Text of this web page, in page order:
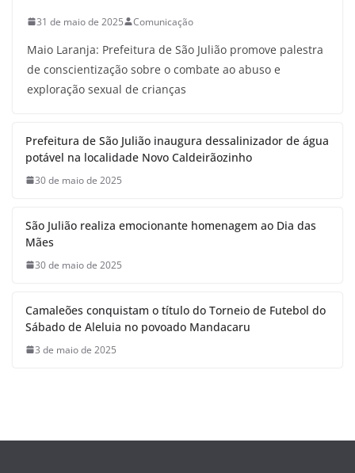
31 de maio de 2025 Comunicação
Maio Laranja: Prefeitura de São Julião promove palestra
de conscientização sobre o combate ao abuso e
exploração sexual de crianças
Prefeitura de São Julião inaugura dessalinizador de água
potável na localidade Novo Caldeirãozinho
30 de maio de 2025
São Julião realiza emocionante homenagem ao Dia das
Mães
30 de maio de 2025
Camaleões conquistam o título do Torneio de Futebol do
Sábado de Aleluia no povoado Mandacaru
3 de maio de 2025